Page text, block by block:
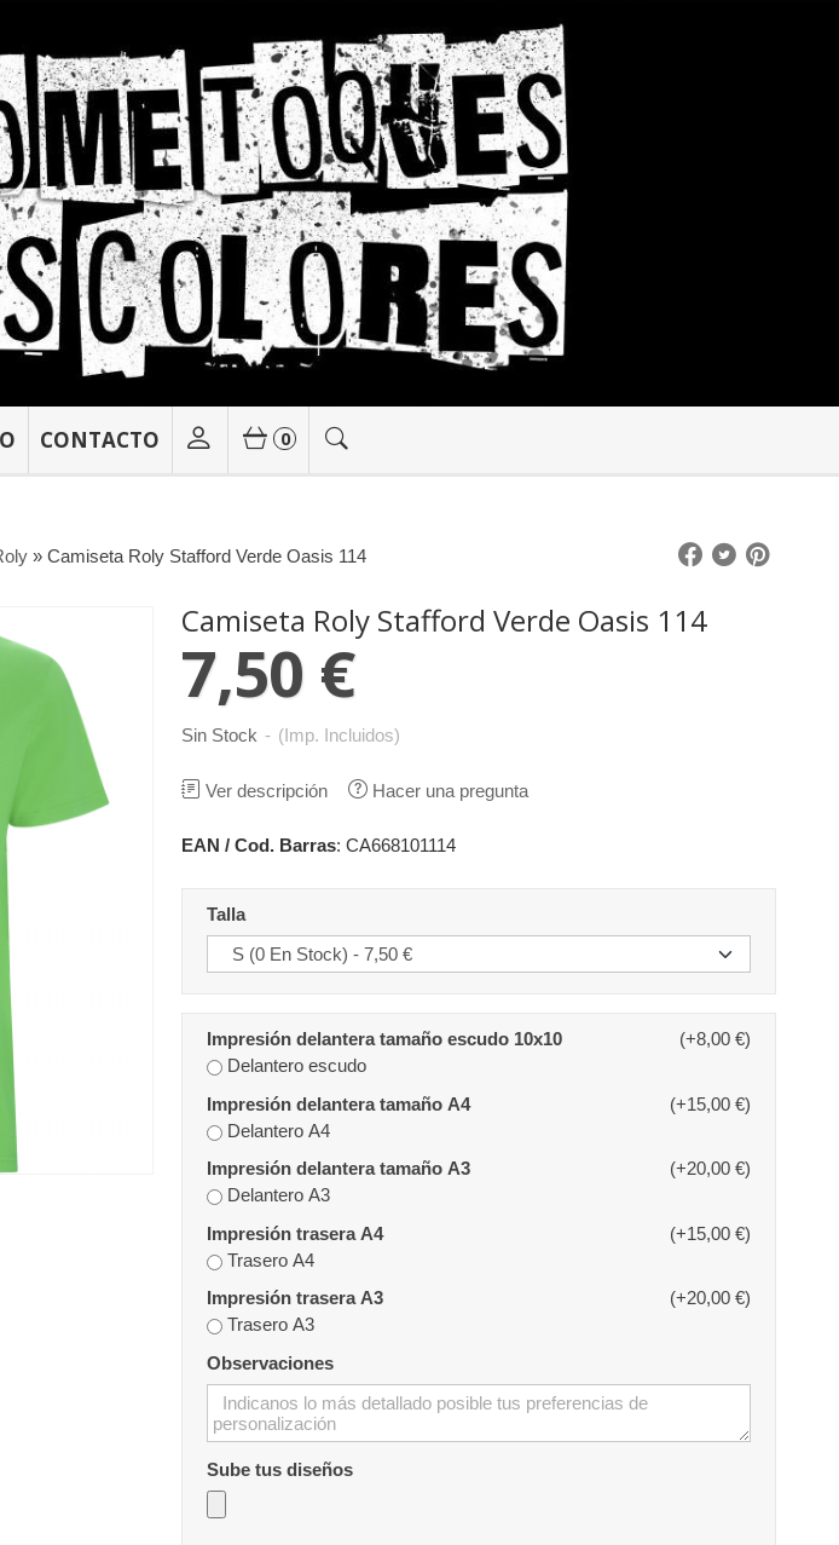
CONTACTO 0
» Camiseta Roly Stafford Verde Oasis 114
Camiseta Roly Stafford Verde Oasis 114
7,50 €
Sin Stock - (Imp. Incluidos)
Ver descripción Hacer una pregunta
EAN / Cod. Barras: CA668101114
Talla
Impresión delantera tamaño escudo 10x10
(+8,00 €)
Delantero escudo
Impresión delantera tamaño A4
(+15,00 €)
Delantero A4
Impresión delantera tamaño A3
(+20,00 €)
Delantero A3
Impresión trasera A4
(+15,00 €)
Trasero A4
Impresión trasera A3
(+20,00 €)
Trasero A3
Observaciones
Sube tus diseños